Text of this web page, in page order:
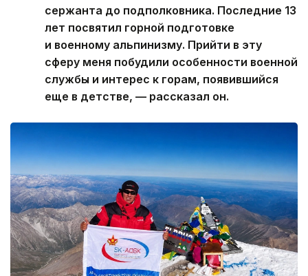
сержанта до подполковника. Последние 13
лет посвятил горной подготовке
и военному альпинизму. Прийти в эту
сферу меня побудили особенности военной
службы и интерес к горам, появившийся
еще в детстве, — рассказал он.